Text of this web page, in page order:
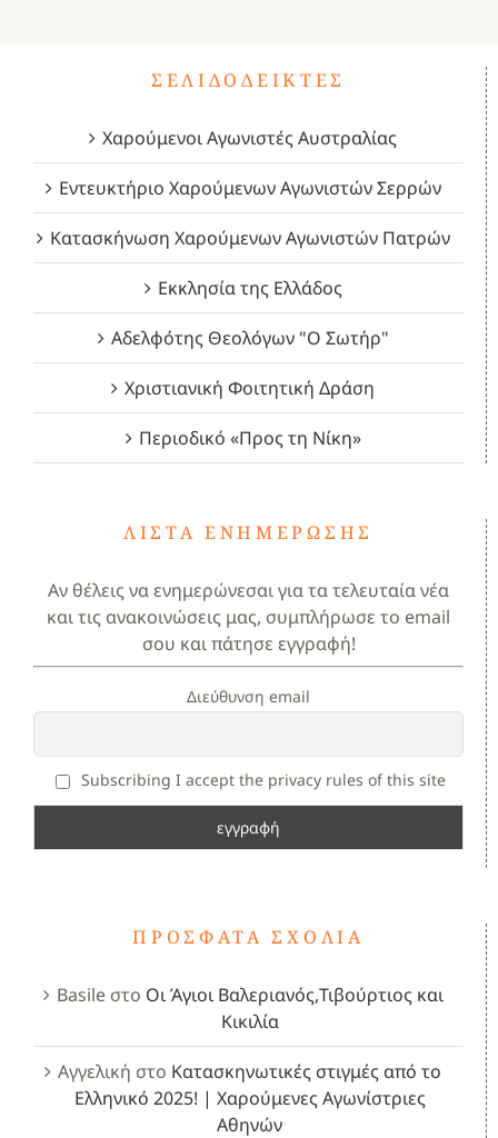
ΣΕΛΙΔΟΔΕΊΚΤΕΣ
Χαρούμενοι Αγωνιστές Αυστραλίας
Εντευκτήριο Χαρούμενων Αγωνιστών Σερρών
Κατασκήνωση Χαρούμενων Αγωνιστών Πατρών
Εκκλησία της Ελλάδος
Αδελφότης Θεολόγων "Ο Σωτήρ"
Χριστιανική Φοιτητική Δράση
Περιοδικό «Προς τη Νίκη»
ΛΊΣΤΑ ΕΝΗΜΈΡΩΣΗΣ
Αν θέλεις να ενημερώνεσαι για τα τελευταία νέα
και τις ανακοινώσεις μας, συμπλήρωσε το email
σου και πάτησε εγγραφή!
Διεύθυνση email
Subscribing I accept the privacy rules of this site
ΠΡΌΣΦΑΤΑ ΣΧΌΛΙΑ
Basileστο Οι Άγιοι Βαλεριανός,Τιβούρτιος και
Κικιλία
Αγγελική στο Κατασκηνωτικές στιγμές από το
Ελληνικό 2025! | Χαρούμενες Αγωνίστριες
Αθηνών